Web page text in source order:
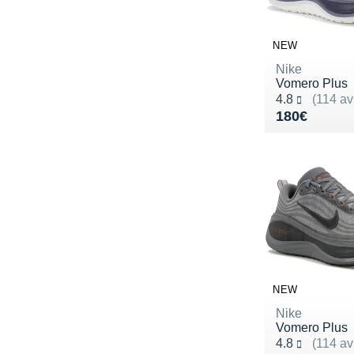
NEW
Nike
Vomero Plus
4.8
(114
Noté 4.8 sur 5
180€
Vendu 180€
NEW
Nike
Vomero Plus
4.8
(114
Noté 4.8 sur 5